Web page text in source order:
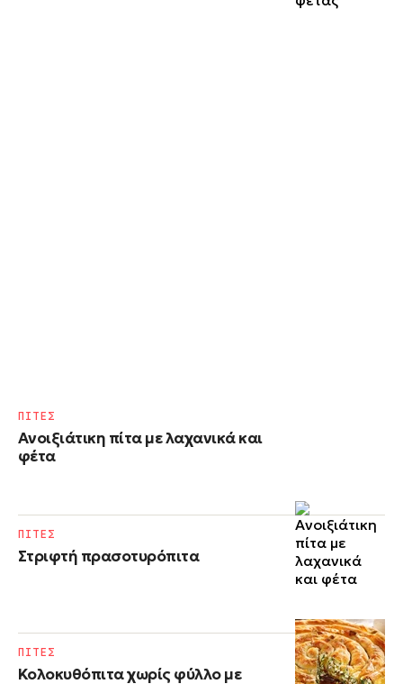
Ανοιξιάτικη πίτα με λαχανικά και
φέτα
ΠΙΤΕΣ
Στριφτή πρασοτυρόπιτα
ΠΙΤΕΣ
Κολοκυθόπιτα χωρίς φύλλο με
ΠΙΤΕΣ